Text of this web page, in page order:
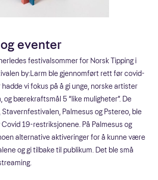
eventer
festivalsommer for Norsk Tipping i
by:Larm ble gjennomført rett før covid-
vi fokus på å gi unge, norske artister
og bærekraftsmål 5 “like muligheter”. De
Palmesus og Pstereo, ble
19-restriksjonene. På Palmesus og
alternative aktiveringer for å kunne være
og gi tilbake til publikum. Det ble små